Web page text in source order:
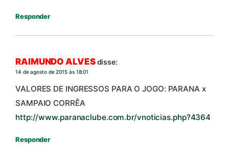
Responder
RAIMUNDO ALVESdisse:
14 de agosto de 2015 às 18:01
VALORES DE INGRESSOS PARA O JOGO: PARANA x
SAMPAIO CORRÊA
http://www.paranaclube.com.br/vnoticias.php?4364
Responder